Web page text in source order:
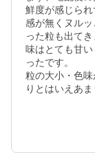
鮮度が感じら
感が無くヌル
った粒も出てき
味はとても甘
ったです。
粒の大小・色
りとはいえあ